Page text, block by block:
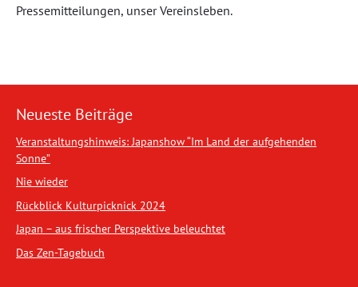
Pressemitteilungen, unser Vereinsleben.
Neueste Beiträge
Veranstaltungshinweis: Japanshow “Im Land der aufgehenden
Sonne”
Nie wieder
Rückblick Kulturpicknick 2024
Japan – aus frischer Perspektive beleuchtet
Das Zen-Tagebuch